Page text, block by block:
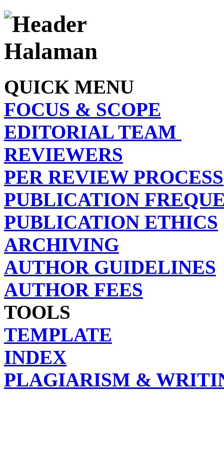
QUICK MENU
FOCUS & SCOPE
EDITORIAL TEAM
REVIEWERS
PER REVIEW PROCESS
PUBLICATION
PUBLICATION ETHICS
ARCHIVING
AUTHOR GUIDELINES
AUTHOR FEES
TOOLS
TEMPLATE
INDEX
PLAGIARISM &